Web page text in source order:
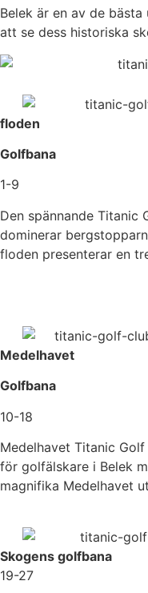
Belek är en av de
att se dess historiska
floden
Golfbana
1-9
Den spännande Titanic
dominerar
floden presenterar en
Medelhavet
Golfbana
10-18
Medelhavet Titanic
för golfälskare i Belek
magnifika Medelhavet
Skogens golfbana
19-27